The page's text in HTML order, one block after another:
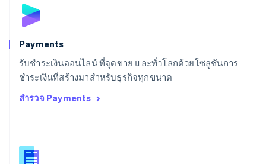
Payments
รับชำระเงินออนไลน์ ที่จุดขาย และทั่วโลกด้วยโซลูชันการ
ชำระเงินที่สร้างมาสำหรับธุรกิจทุกขนาด
สำรวจ Payments
Deutsch
สวีเดน
สหรัฐอเมริกา
English Español简体中文
สหรัฐอาหรับเอมิเรตส์
สหราชอาณาจักร
สิงคโปร์
English